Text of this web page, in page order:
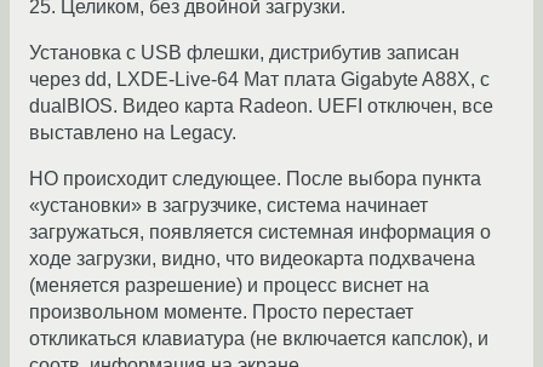
25. Целиком, без двойной загрузки.
Установка с USB флешки, дистрибутив записан
через dd, LXDE-Live-64 Мат плата Gigabyte A88X, с
dualBIOS. Видео карта Radeon. UEFI отключен, все
выставлено на Legacy.
НО происходит следующее. После выбора пункта
«установки» в загрузчике, система начинает
загружаться, появляется системная информация о
ходе загрузки, видно, что видеокарта подхвачена
(меняется разрешение) и процесс виснет на
произвольном моменте. Просто перестает
откликаться клавиатура (не включается капслок), и